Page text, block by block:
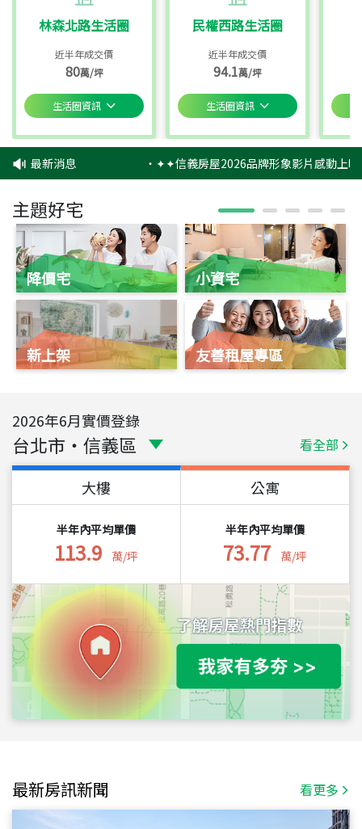
林森北路生活圈
近半年成交價
80萬/坪
生活圈資訊
民權西路生活圈
近半年成交價
94.1萬/坪
生活圈資訊
最新消息 ‧✦✦信義房屋2026品牌形象影片感動上
主題好宅
降價宅
新上架
小資宅
友善租屋專區
2026年6月實價登錄
台北市 ・ 信義區 看全部
大樓
半年內平均單價
113.9 萬/坪
公寓
半年內平均單價
73.77 萬/坪
最新房訊新聞 看更多